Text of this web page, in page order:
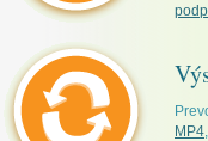
MP4